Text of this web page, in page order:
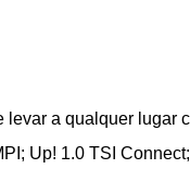
a qualquer lugar
Up! 1.0 TSI